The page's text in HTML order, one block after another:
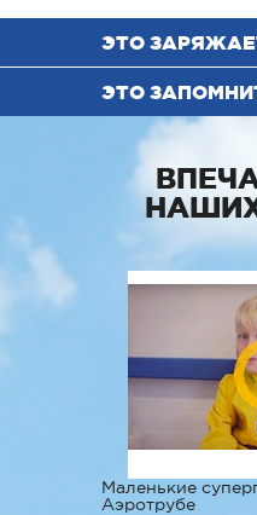
ЭТО
ЭТО
Маленькие
Аэротрубе